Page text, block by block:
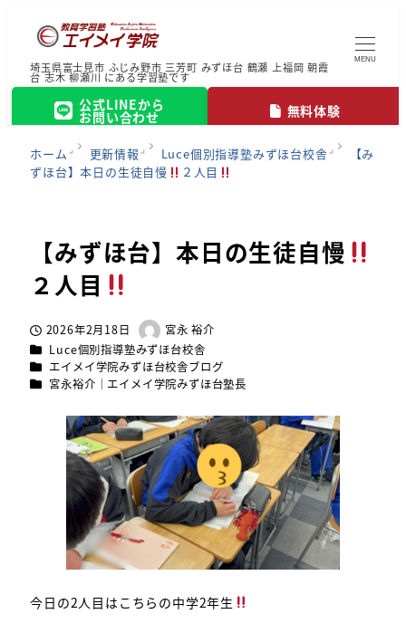
埼玉県富士見市 ふじみ野市 三芳町 みずほ台 鶴瀬 上福岡 朝霞
台 志木 柳瀬川 にある学習塾です
公式LINEから
お問い合わせ 無料体験
MENU
ホーム 更新情報 Luce個別指導塾みずほ台校舎
【み
ずほ台】本日の生徒自慢
２人目
【みずほ台】本日の生徒自慢
２人目
投稿日2026年2月18日
著
者
宮永 裕介
カテゴリー
Luce個別指導塾みずほ台校舎
カテゴリー
エイメイ学院みずほ台校舎ブログ
カテゴリー
宮永裕介｜エイメイ学院みずほ台塾長
今日の2人目はこちらの中学2年生